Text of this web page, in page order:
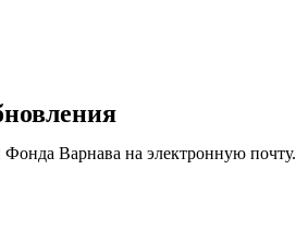
Варнава на электронную почту.